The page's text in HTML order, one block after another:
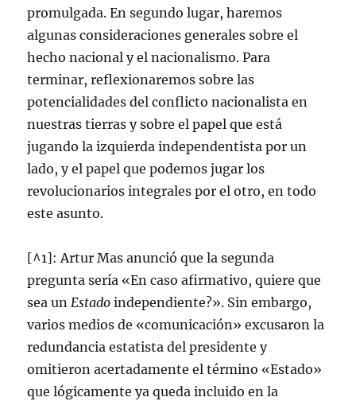
promulgada. En segundo lugar, haremos
algunas consideraciones generales sobre el
hecho nacional y el nacionalismo. Para
terminar, reflexionaremos sobre las
potencialidades del conflicto nacionalista en
nuestras tierras y sobre el papel que está
jugando la izquierda independentista por un
lado, y el papel que podemos jugar los
revolucionarios integrales por el otro, en todo
este asunto.
[^1]: Artur Mas anunció que la segunda
pregunta sería «En caso afirmativo, quiere que
sea unEstado independiente?». Sin embargo,
varios medios de «comunicación» excusaron la
redundancia estatista del presidente y
omitieron acertadamente el término «Estado»
que lógicamente ya queda incluido en la